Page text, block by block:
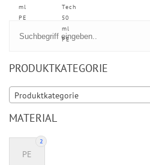
ml
PE
Tech
50
ml
PE
PRODUKTKATEGORIE
Produktkategorie
MATERIAL
2
PE